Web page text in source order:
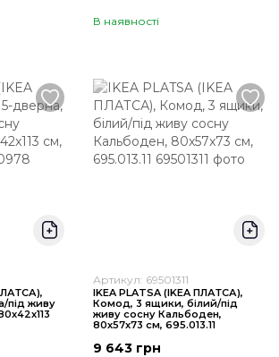
В наявності
під живу
Артикул: 69501311
IKEA PLATSA (ІKEA ПЛАТСА),
Комод, 3 ящики, білий/під
живу сосну Кальбоден,
80x57x73 см, 695.013.11
9 643 грн